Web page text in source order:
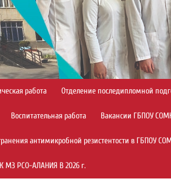
работа Отделение последипломной
Воспитательная работа Вакансии ГБПОУ
антимикробной резистентости в ГБПОУ
РСО-АЛАНИЯ В 2026 г.